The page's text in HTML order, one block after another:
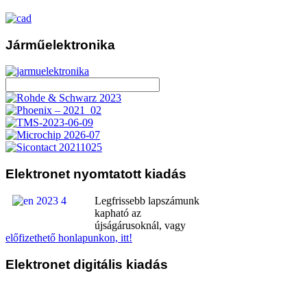
Járműelektronika
Elektronet nyomtatott kiadás
Legfrissebb lapszámunk
kapható az
újságárusoknál, vagy
előfizethető honlapunkon, itt!
Elektronet digitális kiadás